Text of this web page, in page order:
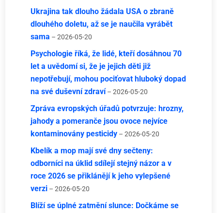
Ukrajina tak dlouho žádala USA o zbraně
dlouhého doletu, až se je naučila vyrábět
sama – 2026-05-20
Psychologie říká, že lidé, kteří dosáhnou 70
let a uvědomí si, že je jejich děti již
nepotřebují, mohou pociťovat hluboký dopad
na své duševní zdraví – 2026-05-20
Zpráva evropských úřadů potvrzuje: hrozny,
jahody a pomeranče jsou ovoce nejvíce
kontaminovány pesticidy – 2026-05-20
Kbelík a mop mají své dny sečteny:
odborníci na úklid sdílejí stejný názor a v
roce 2026 se přiklánějí k jeho vylepšené
verzi – 2026-05-20
Blíží se úplné zatmění slunce: Dočkáme se